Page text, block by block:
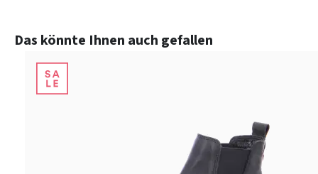
Produktgalerie überspringen
Das könnte Ihnen auch gefallen